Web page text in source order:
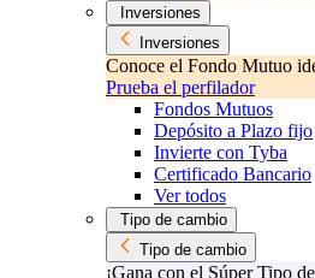
Inversiones
Inversiones
Conoce el Fondo Mutuo
Prueba el perfilador
Fondos Mutuos
Depósito a Plazo fijo
Invierte con Tyba
Certificado Bancario
Ver todos
Tipo de cambio
Tipo de cambio
¡Gana con el Súper Tipo